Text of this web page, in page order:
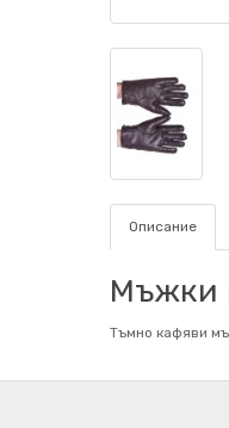
Описание
Мъжки
Тъмно кафяви